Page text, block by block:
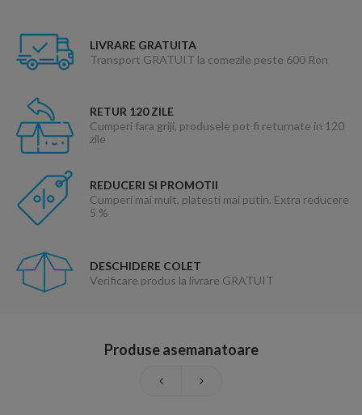
LIVRARE GRATUITA
Transport GRATUIT la comezile peste 600 Ron
RETUR 120 ZILE
Cumperi fara griji, produsele pot fi returnate in 120
zile
REDUCERI SI PROMOTII
Cumperi mai mult, platesti mai putin. Extra reducere
5 %
DESCHIDERE COLET
Verificare produs la livrare GRATUIT
Produse asemanatoare